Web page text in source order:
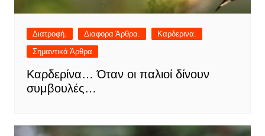
Διατροφή. Διαφορα Άρθρα.
Καρδερινα.
Σημαντικά Άρθρα
Καρδερίνα… Όταν οι παλιοί δίνουν
συμβουλές…